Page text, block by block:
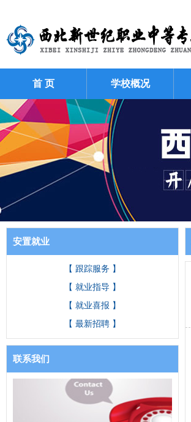
首 页 学校概况
安置就业
【 跟踪服务 】
【 就业指导 】
【 就业喜报 】
【 最新招聘 】
联系我们